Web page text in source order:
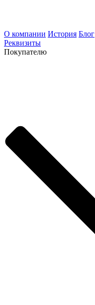
О компании История Блог
Реквизиты
Покупателю